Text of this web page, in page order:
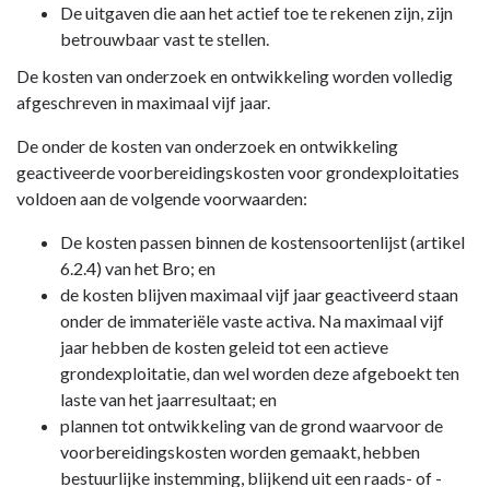
De uitgaven die aan het actief toe te rekenen zijn, zijn
betrouwbaar vast te stellen.
De kosten van onderzoek en ontwikkeling worden volledig
afgeschreven in maximaal vijf jaar.
De onder de kosten van onderzoek en ontwikkeling
geactiveerde voorbereidingskosten voor grondexploitaties
voldoen aan de volgende voorwaarden:
De kosten passen binnen de kostensoortenlijst (artikel
6.2.4) van het Bro; en
de kosten blijven maximaal vijf jaar geactiveerd staan
onder de immateriële vaste activa. Na maximaal vijf
jaar hebben de kosten geleid tot een actieve
grondexploitatie, dan wel worden deze afgeboekt ten
laste van het jaarresultaat; en
plannen tot ontwikkeling van de grond waarvoor de
voorbereidingskosten worden gemaakt, hebben
bestuurlijke instemming, blijkend uit een raads- of -